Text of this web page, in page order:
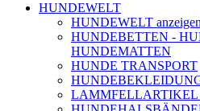
HUNDEWELT
HUNDEWELT anzeigen
HUNDEBETTEN -
HUNDEMATTEN
HUNDE TRANSPORT
LAMMFELLARTIKEL